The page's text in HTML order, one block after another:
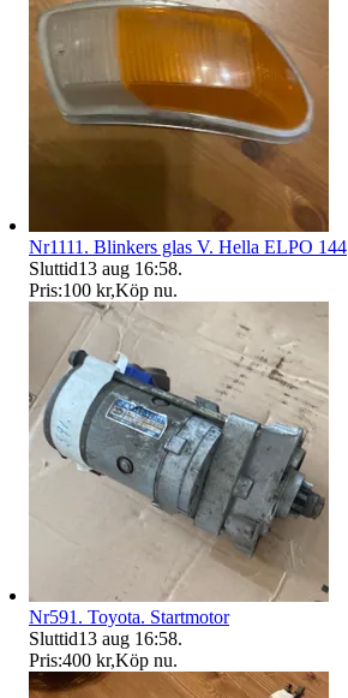
Nr1111. Blinkers glas V. Hella ELPO 144
Sluttid13 aug 16:58.
Pris:100 kr,Köp nu.
Nr591. Toyota. Startmotor
Sluttid13 aug 16:58.
Pris:400 kr,Köp nu.